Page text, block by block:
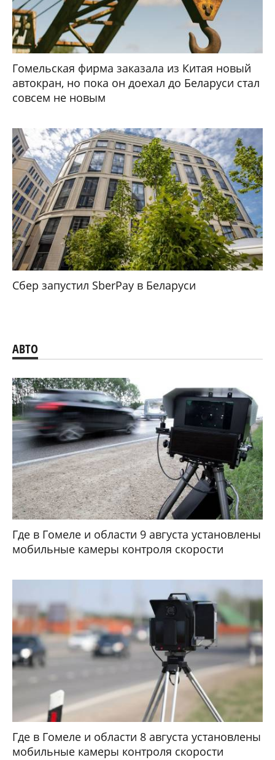
Гомельская фирма заказала из Китая новый
автокран, но пока он доехал до Беларуси стал
совсем не новым
Сбер запустил SberPay в Беларуси
АВТО
Где в Гомеле и области 9 августа установлены
мобильные камеры контроля скорости
Где в Гомеле и области 8 августа установлены
мобильные камеры контроля скорости